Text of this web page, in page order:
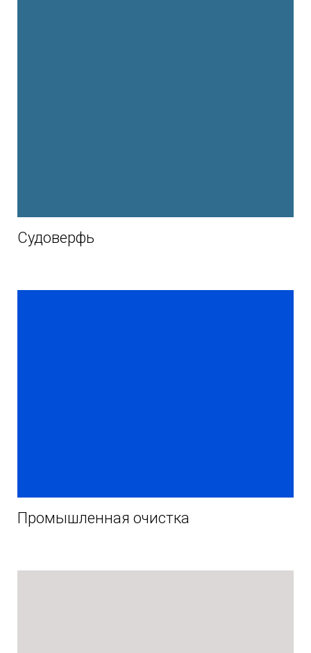
Судоверфь
Промышленная очистка